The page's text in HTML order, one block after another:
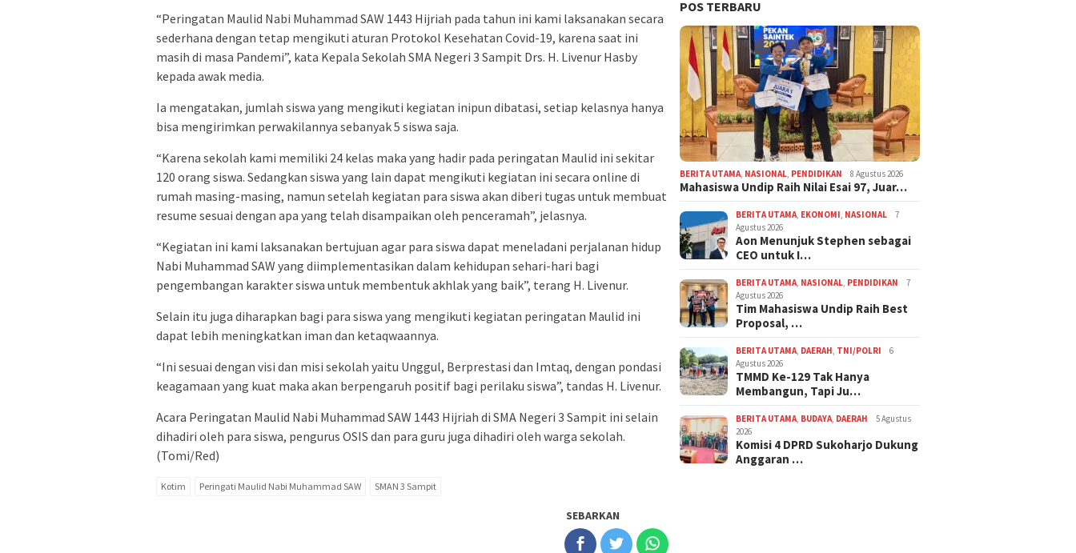
“Peringatan Maulid Nabi Muhammad SAW 1443 Hijriah pada tahun ini kami laksanakan secara
sederhana dengan tetap mengikuti aturan Protokol Kesehatan Covid-19, karena saat ini
masih di masa Pandemi”, kata Kepala Sekolah SMA Negeri 3 Sampit Drs. H. Livenur Hasby
kepada awak media.
Ia mengatakan, jumlah siswa yang mengikuti kegiatan inipun dibatasi, setiap kelasnya hanya
bisa mengirimkan perwakilannya sebanyak 5 siswa saja.
“Karena sekolah kami memiliki 24 kelas maka yang hadir pada peringatan Maulid ini sekitar
120 orang siswa. Sedangkan siswa yang lain dapat mengikuti kegiatan ini secara online di
rumah masing-masing, namun setelah kegiatan para siswa akan diberi tugas untuk membuat
resume sesuai dengan apa yang telah disampaikan oleh penceramah”, jelasnya.
“Kegiatan ini kami laksanakan bertujuan agar para siswa dapat meneladani perjalanan hidup
Nabi Muhammad SAW yang diimplementasikan dalam kehidupan sehari-hari bagi
pengembangan karakter siswa untuk membentuk akhlak yang baik”, terang H. Livenur.
Selain itu juga diharapkan bagi para siswa yang mengikuti kegiatan peringatan Maulid ini
dapat lebih meningkatkan iman dan ketaqwaannya.
“Ini sesuai dengan visi dan misi sekolah yaitu Unggul, Berprestasi dan Imtaq, dengan pondasi
keagamaan yang kuat maka akan berpengaruh positif bagi perilaku siswa”, tandas H. Livenur.
Acara Peringatan Maulid Nabi Muhammad SAW 1443 Hijriah di SMA Negeri 3 Sampit ini selain
dihadiri oleh para siswa, pengurus OSIS dan para guru juga dihadiri oleh warga sekolah.
(Tomi/Red)
Kotim Peringati Maulid Nabi Muhammad SAW SMAN 3 Sampit
SEBARKAN
POS TERBARU
BERITA UTAMA NASIONAL PENDIDIKAN 8 Agustus 2026
Mahasiswa Undip Raih Nilai Esai 97, Juar…
BERITA UTAMA EKONOMI NASIONAL
7
Agustus 2026
Aon Menunjuk Stephen sebagai
CEO untuk I…
BERITA UTAMA NASIONAL PENDIDIKAN
7
Agustus 2026
Tim Mahasiswa Undip Raih Best
Proposal, …
BERITA UTAMA DAERAH TNI/POLRI
6
Agustus 2026
TMMD Ke-129 Tak Hanya
Membangun, Tapi Ju…
BERITA UTAMA BUDAYA DAERAH
5 Agustus
2026
Komisi 4 DPRD Sukoharjo Dukung
Anggaran …